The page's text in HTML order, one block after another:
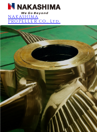
NAKASHIMA
PROPELLER CO., Ltd.